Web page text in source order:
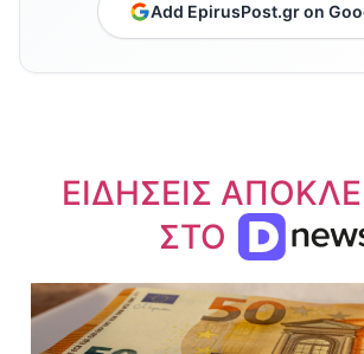
Add EpirusPost.gr on
ΕΙΔΗΣΕΙΣ
ΣΤΟ